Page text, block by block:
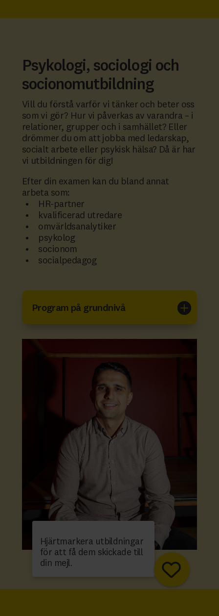
Hjärtmarkera utbildningar
för att få dem skickade till
din mejl.
Psykologi, sociologi och
socionomutbildning
Vill du förstå varför vi tänker och beter oss
som vi gör? Hur vi påverkas av varandra – i
relationer, grupper och i samhället? Eller
drömmer du om att jobba med ledarskap,
socialt arbete eller psykisk hälsa? Då är har
vi utbildningen för dig!
Efter din examen kan du bland annat
arbeta som:
HR-partner
kvalificerad utredare
omvärldsanalytiker
psykolog
socionom
socialpedagog
Program på grundnivå